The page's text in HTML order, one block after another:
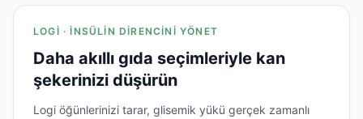
LOGI · İNSÜLIN DIRENCINI YÖNET
Daha akıllı gıda seçimleriyle kan
şekerinizi düşürün
Logi öğünlerinizi tarar, glisemik yükü gerçek zamanlı